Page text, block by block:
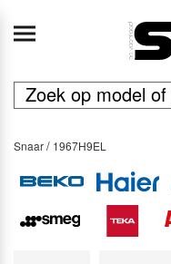
Snaar 1967H9EL